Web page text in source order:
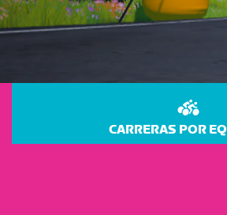
CARRERAS POR